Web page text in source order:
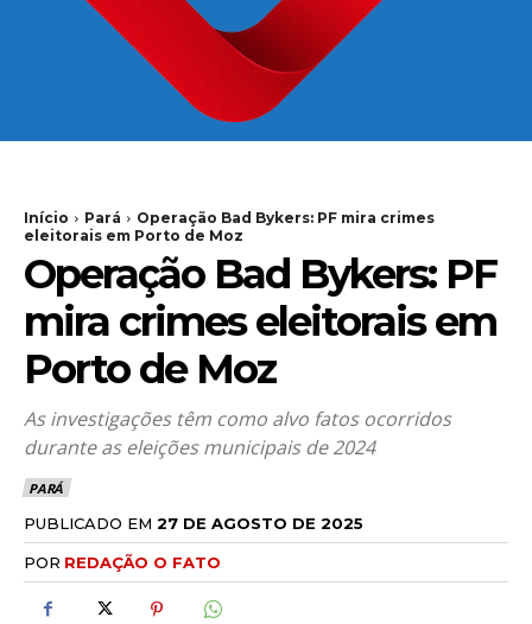
Início Pará
Operação Bad Bykers: PF mira crimes
eleitorais em Porto de Moz
Operação Bad Bykers: PF
mira crimes eleitorais em
Porto de Moz
As investigações têm como alvo fatos ocorridos
durante as eleições municipais de 2024
PARÁ
PUBLICADO EM 27 DE AGOSTO DE 2025
POR REDAÇÃO O FATO